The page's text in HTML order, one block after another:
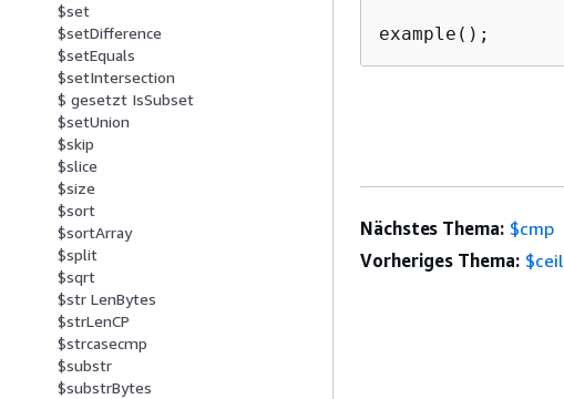
$set
$setDifference
$setEquals
$setIntersection
$ gesetzt IsSubset
$setUnion
$skip
$slice
$size
$sort
$sortArray
$split
$sqrt
$str LenBytes
$strLenCP
$strcasecmp
$substr
$substrBytes
example();
Nächstes Thema: $cmp
Vorheriges Thema: $ceil